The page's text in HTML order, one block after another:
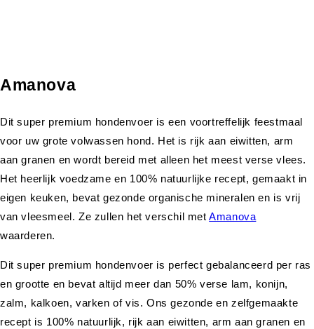
Amanova
Dit super premium hondenvoer is een voortreffelijk feestmaal
voor uw grote volwassen hond. Het is rijk aan eiwitten, arm
aan granen en wordt bereid met alleen het meest verse vlees.
Het heerlijk voedzame en 100% natuurlijke recept, gemaakt in
eigen keuken, bevat gezonde organische mineralen en is vrij
van vleesmeel. Ze zullen het verschil metAmanova
waarderen.
Dit super premium hondenvoer is perfect gebalanceerd per ras
en grootte en bevat altijd meer dan 50% verse lam, konijn,
zalm, kalkoen, varken of vis. Ons gezonde en zelfgemaakte
recept is 100% natuurlijk, rijk aan eiwitten, arm aan granen en